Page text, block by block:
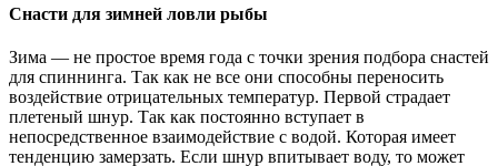
Снасти для зимней ловли рыбы
Зима — не простое время года с точки зрения подбора снастей
для спиннинга. Так как не все они способны переносить
воздействие отрицательных температур. Первой страдает
плетеный шнур. Так как постоянно вступает в
непосредственное взаимодействие с водой. Которая имеет
тенденцию замерзать. Если шнур впитывает воду, то может